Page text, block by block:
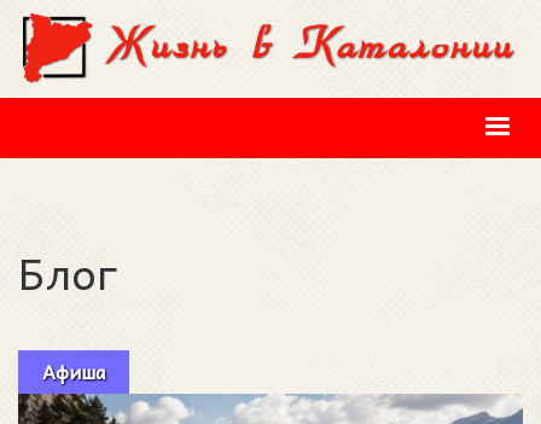
Перейти к основному содержанию
Блог
Афиша